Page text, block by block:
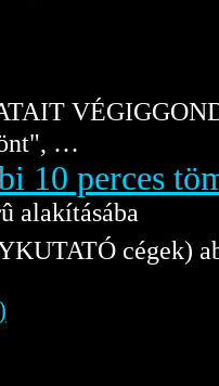
…
10 perces
alakításába
cégek)